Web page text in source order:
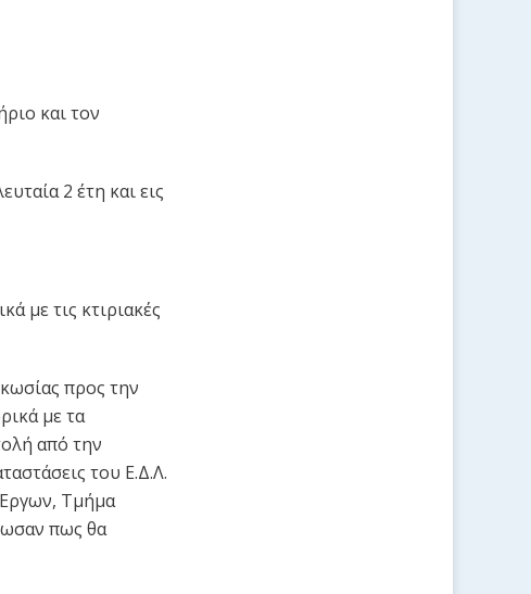
και τον
2 έτη και εις
με τις κτιριακές
προς την
με τα
από την
του Ε.Δ.Λ.
Τμήμα
πως θα